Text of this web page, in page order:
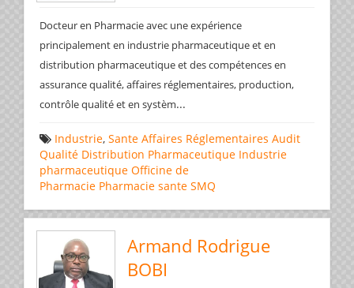
Docteur en Pharmacie avec une expérience
principalement en industrie pharmaceutique et en
distribution pharmaceutique et des compétences en
assurance qualité, affaires réglementaires, production,
contrôle qualité et en systèm...
Industrie, Sante Affaires Réglementaires Audit
Qualité Distribution Pharmaceutique Industrie
pharmaceutique Officine de
Pharmacie Pharmacie sante SMQ
Armand Rodrigue
BOBI